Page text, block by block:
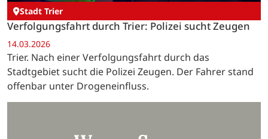
Stadt Trier
Verfolgungsfahrt durch Trier: Polizei sucht Zeugen
14.03.2026
Trier. Nach einer Verfolgungsfahrt durch das
Stadtgebiet sucht die Polizei Zeugen. Der Fahrer stand
offenbar unter Drogeneinfluss.